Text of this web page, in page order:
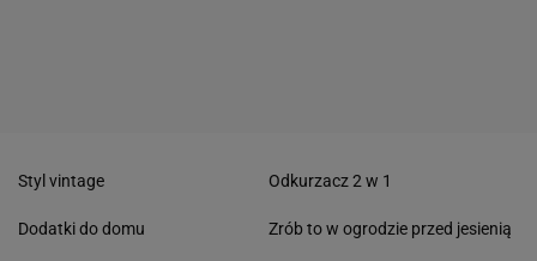
Styl vintage
Dodatki do domu
Odkurzacz 2 w 1
Zrób to w ogrodzie przed jesienią